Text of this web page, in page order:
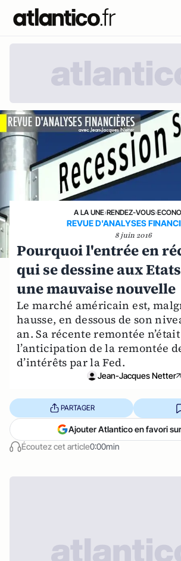
A LA UNE›RENDEZ-VOUS›
REVUE D'ANALYSES
8 juin 2016
Pourquoi l'entrée en
qui se dessine aux
une mauvaise nouvelle
Le marché américain est,
hausse, en dessous de son
an. Sa récente remontée n’était
l’anticipation de la remontée
d’intérêts par la Fed.
Jean-Jacques Netter
Écoutez cet article0:00min
PARTAGER
Ajouter Atlantico en favori